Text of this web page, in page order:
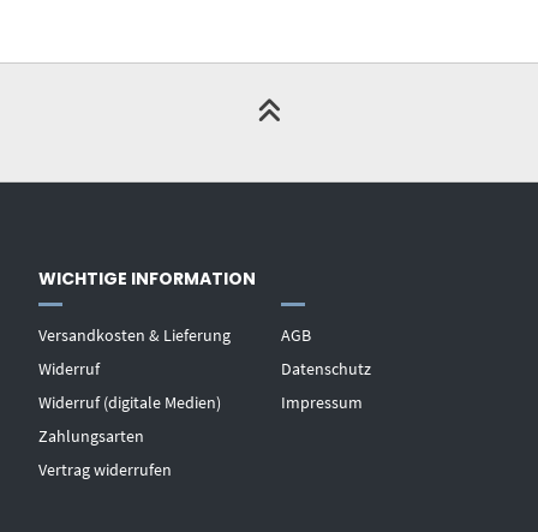
WICHTIGE INFORMATION
Versandkosten & Lieferung
Widerruf
Widerruf (digitale Medien)
Zahlungsarten
Vertrag widerrufen
AGB
Datenschutz
Impressum